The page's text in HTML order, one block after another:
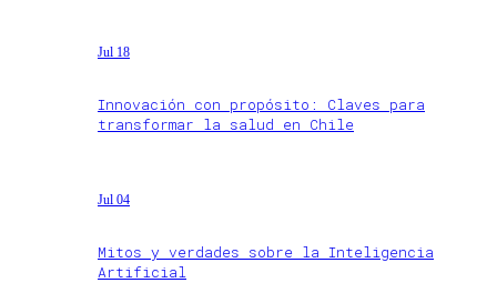
Jul 18
Innovación con propósito: Claves para
transformar la salud en Chile
Jul 04
Mitos y verdades sobre la Inteligencia
Artificial